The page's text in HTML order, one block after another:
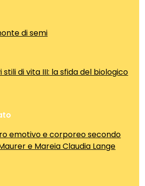
di semi
stili di vita III: la sfida del biologico
emotivo e corporeo secondo
e Mareia Claudia Lange